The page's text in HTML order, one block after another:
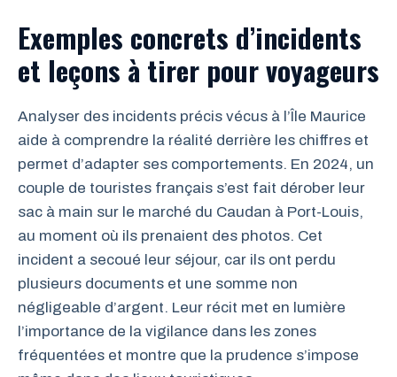
Exemples concrets d’incidents
et leçons à tirer pour voyageurs
Analyser des incidents précis vécus à l’Île Maurice
aide à comprendre la réalité derrière les chiffres et
permet d’adapter ses comportements. En 2024, un
couple de touristes français s’est fait dérober leur
sac à main sur le marché du Caudan à Port-Louis,
au moment où ils prenaient des photos. Cet
incident a secoué leur séjour, car ils ont perdu
plusieurs documents et une somme non
négligeable d’argent. Leur récit met en lumière
l’importance de la vigilance dans les zones
fréquentées et montre que la prudence s’impose